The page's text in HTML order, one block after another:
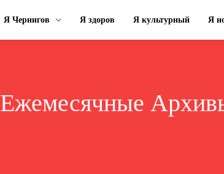
Я Чернигов Я здоров Я культурный Я
Ежемесячные